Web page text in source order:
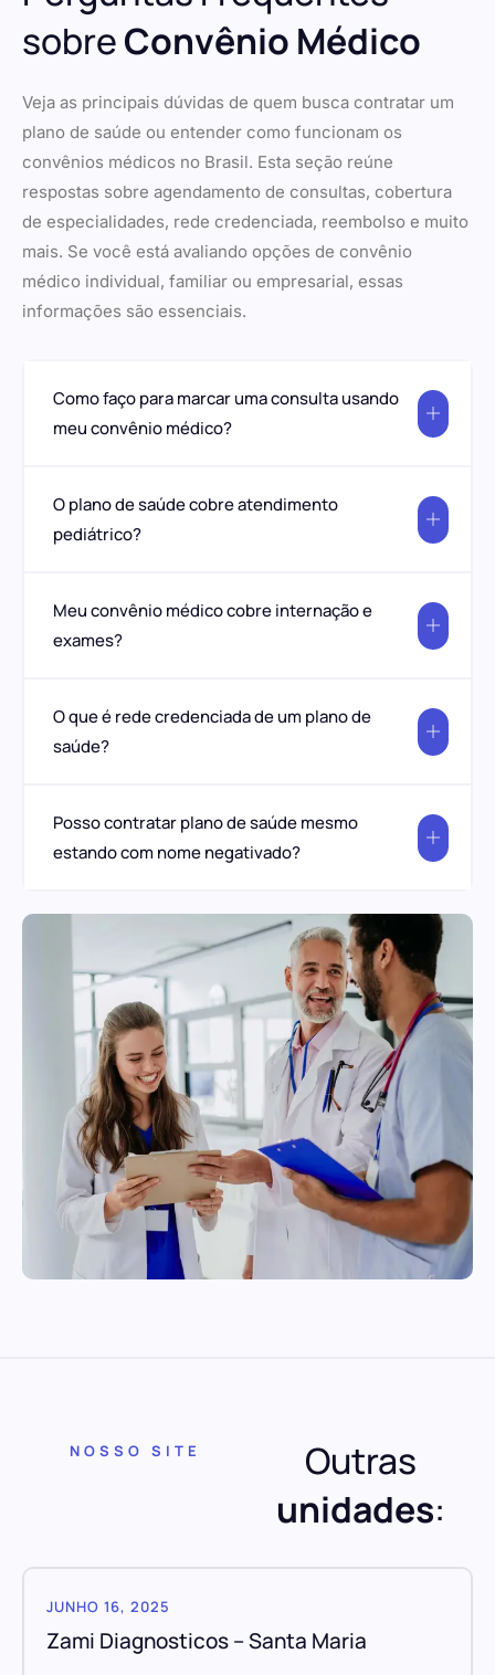
sobreConvênio Médico
Veja as principais dúvidas de quem busca contratar um
plano de saúde ou entender como funcionam os
convênios médicos no Brasil. Esta seção reúne
respostas sobre agendamento de consultas, cobertura
de especialidades, rede credenciada, reembolso e muito
mais. Se você está avaliando opções de convênio
médico individual, familiar ou empresarial, essas
informações são essenciais.
Como faço para marcar uma consulta usando
meu convênio médico?
O plano de saúde cobre atendimento
pediátrico?
Meu convênio médico cobre internação e
exames?
O que é rede credenciada de um plano de
saúde?
Posso contratar plano de saúde mesmo
estando com nome negativado?
NOSSO SITE
Outras
unidades:
JUNHO 16, 2025
Zami Diagnosticos – Santa Maria